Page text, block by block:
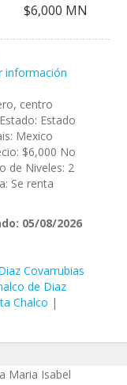
$6,000 MN
información
centro
Estado
Mexico
$6,000 No
de Niveles: 2
Se renta
05/08/2026
Covarrubias
de Diaz
Chalco |